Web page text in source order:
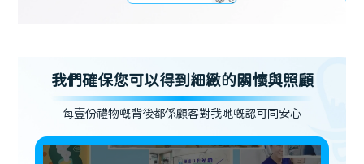
我們確保您可以得到細緻的關懷與照顧
每壹份禮物嘅背後都係顧客對我哋嘅認可同安心